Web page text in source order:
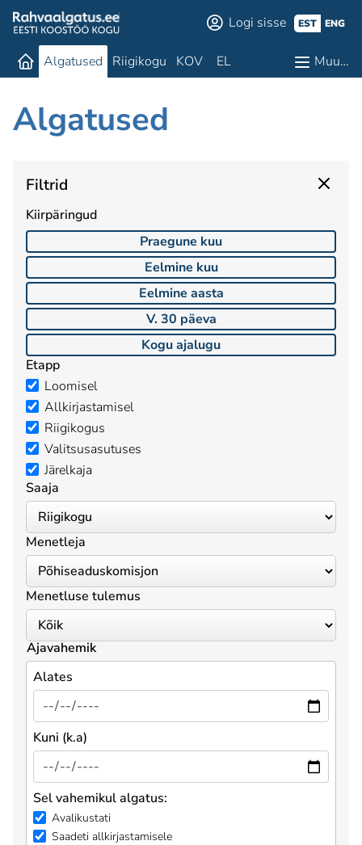
Logi sisse EST ENG
Algatused Riigikogu KOV EL Muu…
Algatused
Filtrid
Kiirpäringud
Praegune kuu
Eelmine kuu
Eelmine aasta
V. 30 päeva
Kogu ajalugu
Etapp
Loomisel
Allkirjastamisel
Riigikogus
Valitsusasutuses
Järelkaja
Saaja
Menetleja
Menetluse tulemus
Ajavahemik
Alates
Kuni (k.a)
Sel vahemikul algatus:
Avalikustati
Saadeti allkirjastamisele